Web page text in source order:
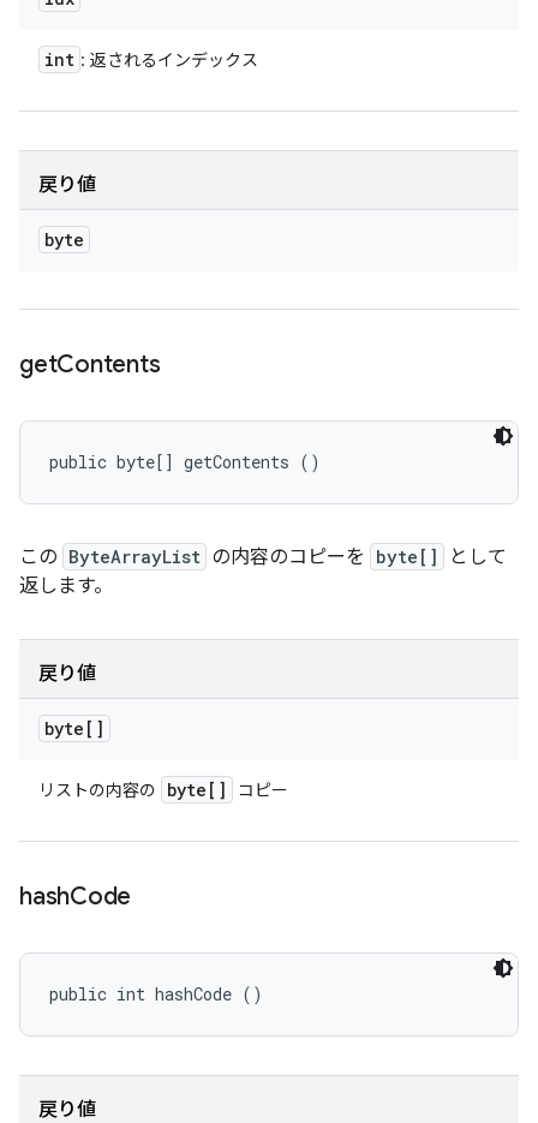
int : 返されるインデックス
戻り値
byte
getContents
public byte[] getContents ()
この ByteArrayList の内容のコピーを byte[]
として
返します。
戻り値
byte[]
リストの内容の byte[] コピー
hashCode
public int hashCode ()
戻り値